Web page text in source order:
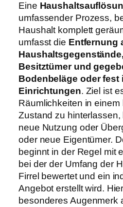
Eine
umfassender Prozess,
Haushalt komplett
umfasst die Entfernung
Besitztümer und
Bodenbeläge oder fest
Einrichtungen. Ziel ist
Räumlichkeiten in
Zustand zu hinterlassen,
neue Nutzung oder
oder neue Eigentümer.
beginnt in der Regel mit
bei der der Umfang der
Firrel bewertet und ein
Angebot erstellt wird.
besonderes Augenmerk